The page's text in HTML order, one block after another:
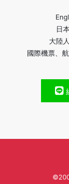
日
大陸
國際機票、